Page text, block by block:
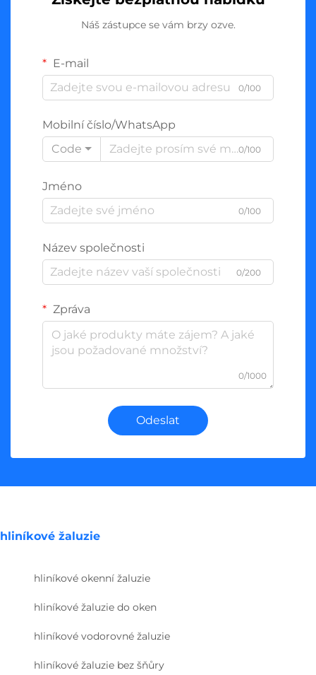
Náš zástupce se vám brzy ozve.
E-mail
0/100
Mobilní číslo/WhatsApp
Code
0/100
Jméno
0/100
Název společnosti
0/200
Zpráva
0/1000
Odeslat
hliníkové žaluzie
hliníkové okenní žaluzie
hliníkové žaluzie do oken
hliníkové vodorovné žaluzie
hliníkové žaluzie bez šňůry